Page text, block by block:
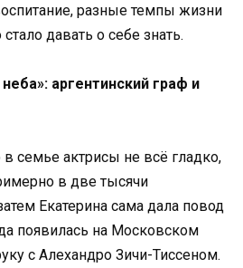
разные темпы жизни
давать о себе знать.
аргентинский граф и
в семье актрисы не всё гладко,
в две тысячи
Екатерина сама дала повод
появилась на Московском
с Алехандро Зичи-Тиссеном.